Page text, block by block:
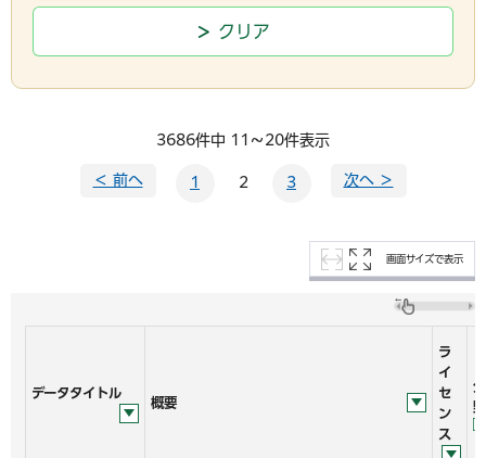
3686件中 11～20件表示
＜ 前へ 1 2 3 次へ ＞
画面サイズで表示
データタイトル
概要
ラ
イ
セ
ン
ス
分
野